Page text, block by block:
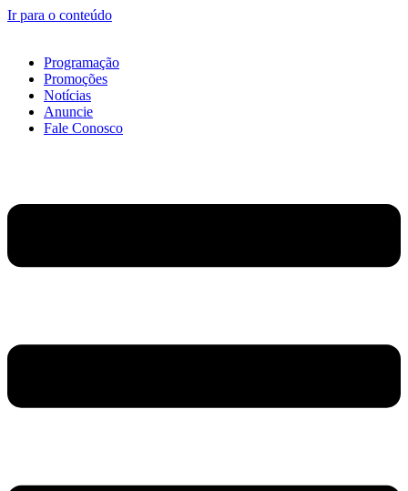
Ir para o conteúdo
Programação
Promoções
Notícias
Anuncie
Fale Conosco